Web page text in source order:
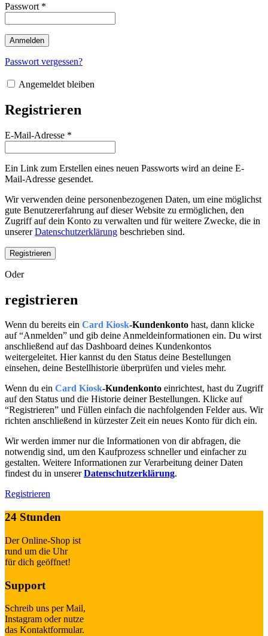
Passwort *
Anmelden
Passwort vergessen?
Angemeldet bleiben
Registrieren
E-Mail-Adresse *
Ein Link zum Erstellen eines neuen Passworts wird an deine E-
Mail-Adresse gesendet.
Wir verwenden deine personenbezogenen Daten, um eine möglichst
gute Benutzererfahrung auf dieser Website zu ermöglichen, den
Zugriff auf dein Konto zu verwalten und für weitere Zwecke, die in
unsererDatenschutzerklärung beschrieben sind.
Registrieren
Oder
registrieren
Wenn du bereits ein Card Kiosk-Kundenkonto hast, dann klicke
auf “Anmelden” und gib deine Anmeldeinformationen ein. Du wirst
anschließend auf das Dashboard deines Kundenkontos
weitergeleitet. Hier kannst du den Status deine Bestellungen
einsehen, deine Bestellhistorie überprüfen und vieles mehr.
Wenn du ein Card Kiosk-Kundenkonto einrichtest, hast du Zugriff
auf den Status und die Historie deiner Bestellungen. Klicke auf
“Registrieren” und Füllen einfach die nachfolgenden Felder aus. Wir
richten anschließend in kürzester Zeit ein neues Konto für dich ein.
Wir werden immer nur die Informationen von dir abfragen, die
notwendig sind, um den Kaufprozess schneller und einfacher zu
gestalten. Weitere Informationen zur Verarbeitung deiner Daten
findest du in unsererDatenschutzerklärung.
Registrieren
24 Stunden
Der Online-Shop ist
rund um die Uhr
für dich geöffnet!
Support
Schreib uns per Mail,
Instagram oder nutze
das Kontaktformular.